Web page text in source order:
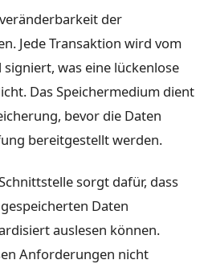
der
Jede Transaktion wird vom
was eine lückenlose
Das Speichermedium dient
bevor die Daten
bereitgestellt werden.
sorgt dafür, dass
Daten
auslesen können.
Anforderungen nicht